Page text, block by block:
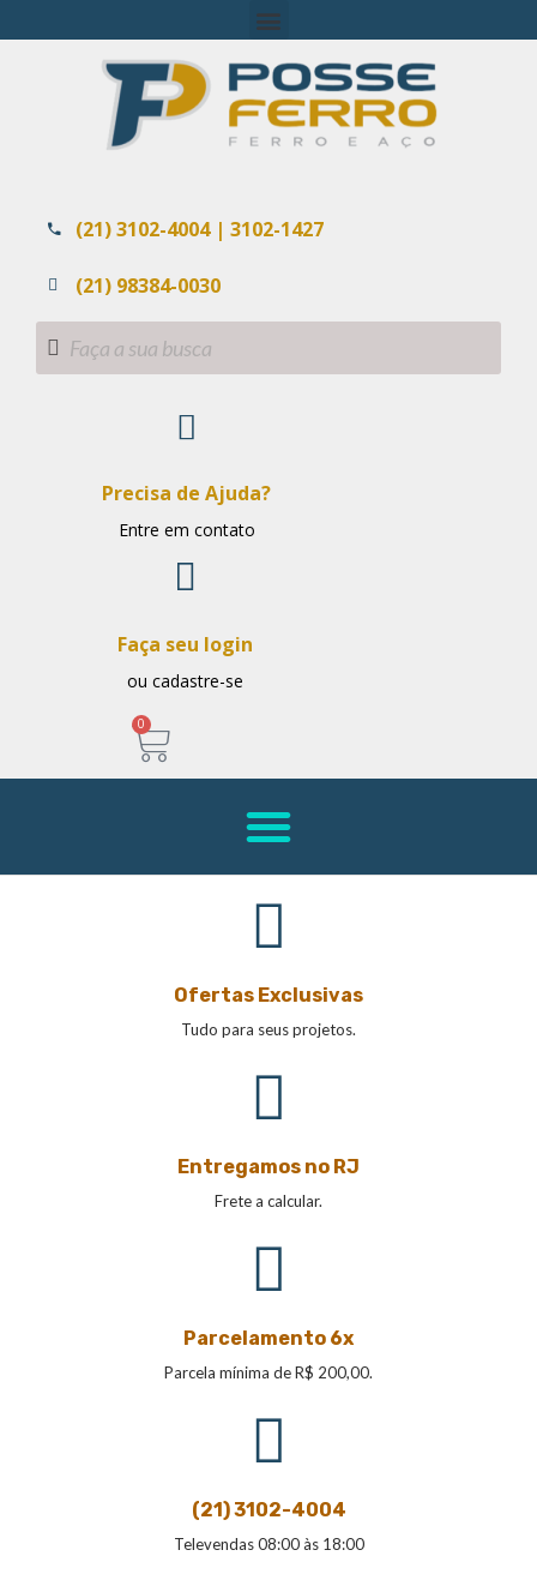
(21) 3102-4004 | 3102-1427
(21) 98384-0030
Precisa de Ajuda?
Entre em contato
Faça seu login
ou cadastre-se
0
Ofertas Exclusivas
Tudo para seus projetos.
Entregamos no RJ
Frete a calcular.
Parcelamento 6x
Parcela mínima de R$ 200,00.
(21) 3102-4004
Televendas 08:00 às 18:00